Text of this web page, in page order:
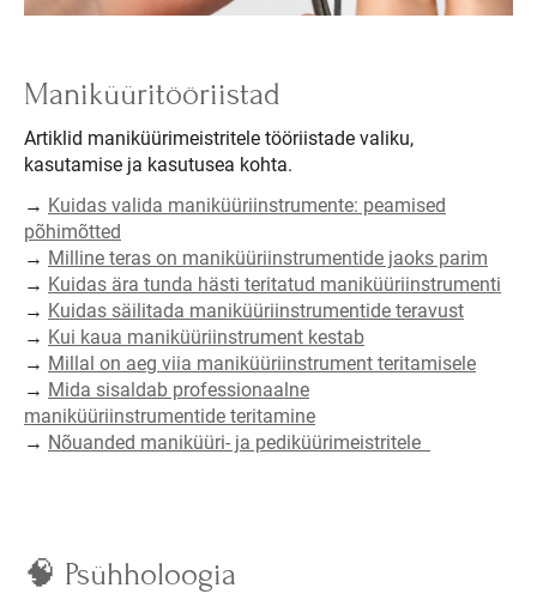
Maniküüritööriistad
Artiklid maniküürimeistritele tööriistade valiku,
kasutamise ja kasutusea kohta.
→ Kuidas valida maniküüriinstrumente: peamised
põhimõtted
→ Milline teras on maniküüriinstrumentide jaoks parim
→ Kuidas ära tunda hästi teritatud maniküüriinstrumenti
→ Kuidas säilitada maniküüriinstrumentide teravust
→ Kui kaua maniküüriinstrument kestab
→ Millal on aeg viia maniküüriinstrument teritamisele
→ Mida sisaldab professionaalne
maniküüriinstrumentide teritamine
→ Nõuanded maniküüri- ja pediküürimeistritele
🧠 Psühholoogia